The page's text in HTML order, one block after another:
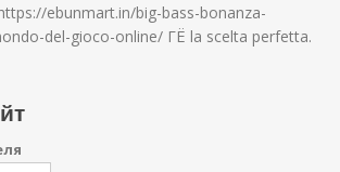
ebunmart.in/big-bass-bonanza-
del-gioco-online/ ГЁ la scelta perfetta.